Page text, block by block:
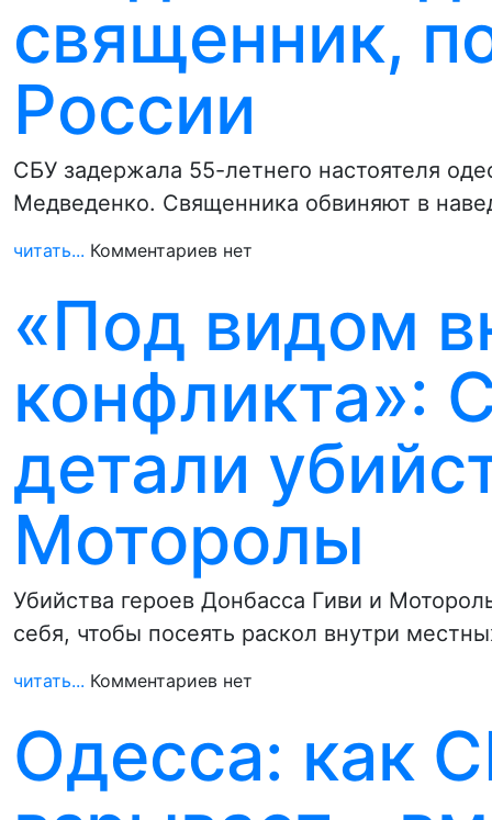
священник,
России
СБУ задержала 55-летнего настоятеля
Медведенко. Священника обвиняют в
читать... Комментариев нет
«Под видом
конфликта»:
детали
Моторолы
Убийства героев Донбасса Гиви и
себя, чтобы посеять раскол внутри
читать... Комментариев нет
Одесса: как